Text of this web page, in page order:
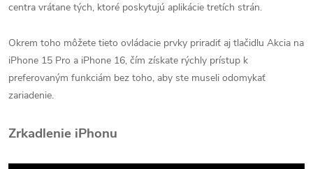
centra vrátane tých, ktoré poskytujú aplikácie tretích strán.
Okrem toho môžete tieto ovládacie prvky priradiť aj tlačidlu Akcia na
iPhone 15 Pro a iPhone 16, čím získate rýchly prístup k
preferovaným funkciám bez toho, aby ste museli odomykať
zariadenie.
Zrkadlenie iPhonu